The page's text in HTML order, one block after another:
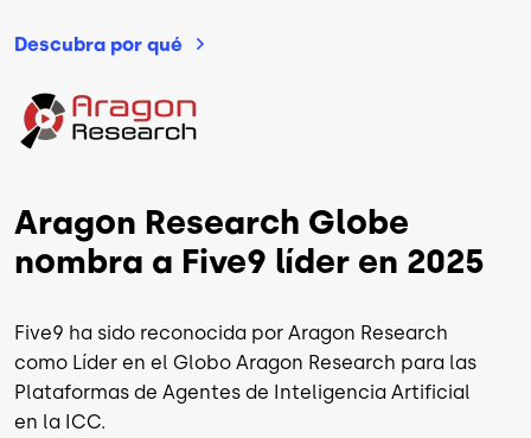
Descubra por qué
Image
Aragon Research Globe
nombra a Five9 líder en 2025
Five9 ha sido reconocida por Aragon Research
como Líder en el Globo Aragon Research para las
Plataformas de Agentes de Inteligencia Artificial
en la ICC.